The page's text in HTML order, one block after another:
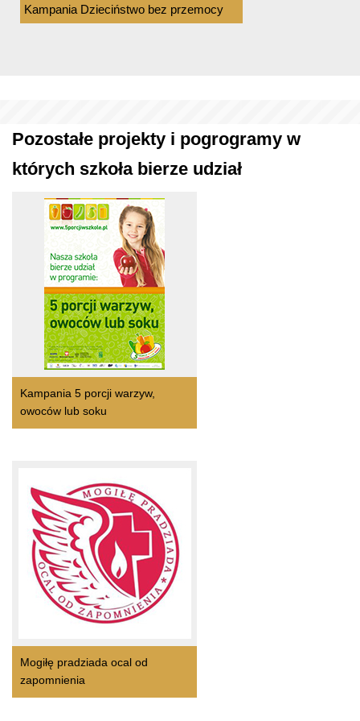
Kampania Dzieciństwo bez przemocy
Pozostałe projekty i pogrogramy w
których szkoła bierze udział
Kampania 5 porcji warzyw,
owoców lub soku
Mogiłę pradziada ocal od
zapomnienia